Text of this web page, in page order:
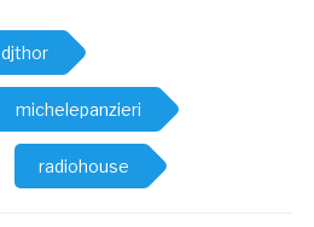
djthor
michelepanzieri
radiohouse